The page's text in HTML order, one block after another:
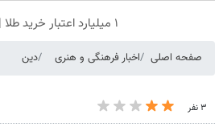
۱ میلیارد اعتبار خرید طلا | بدون ضامن و چک
صفحه اصلی اخبار فرهنگی و هنری دین
۳ نفر